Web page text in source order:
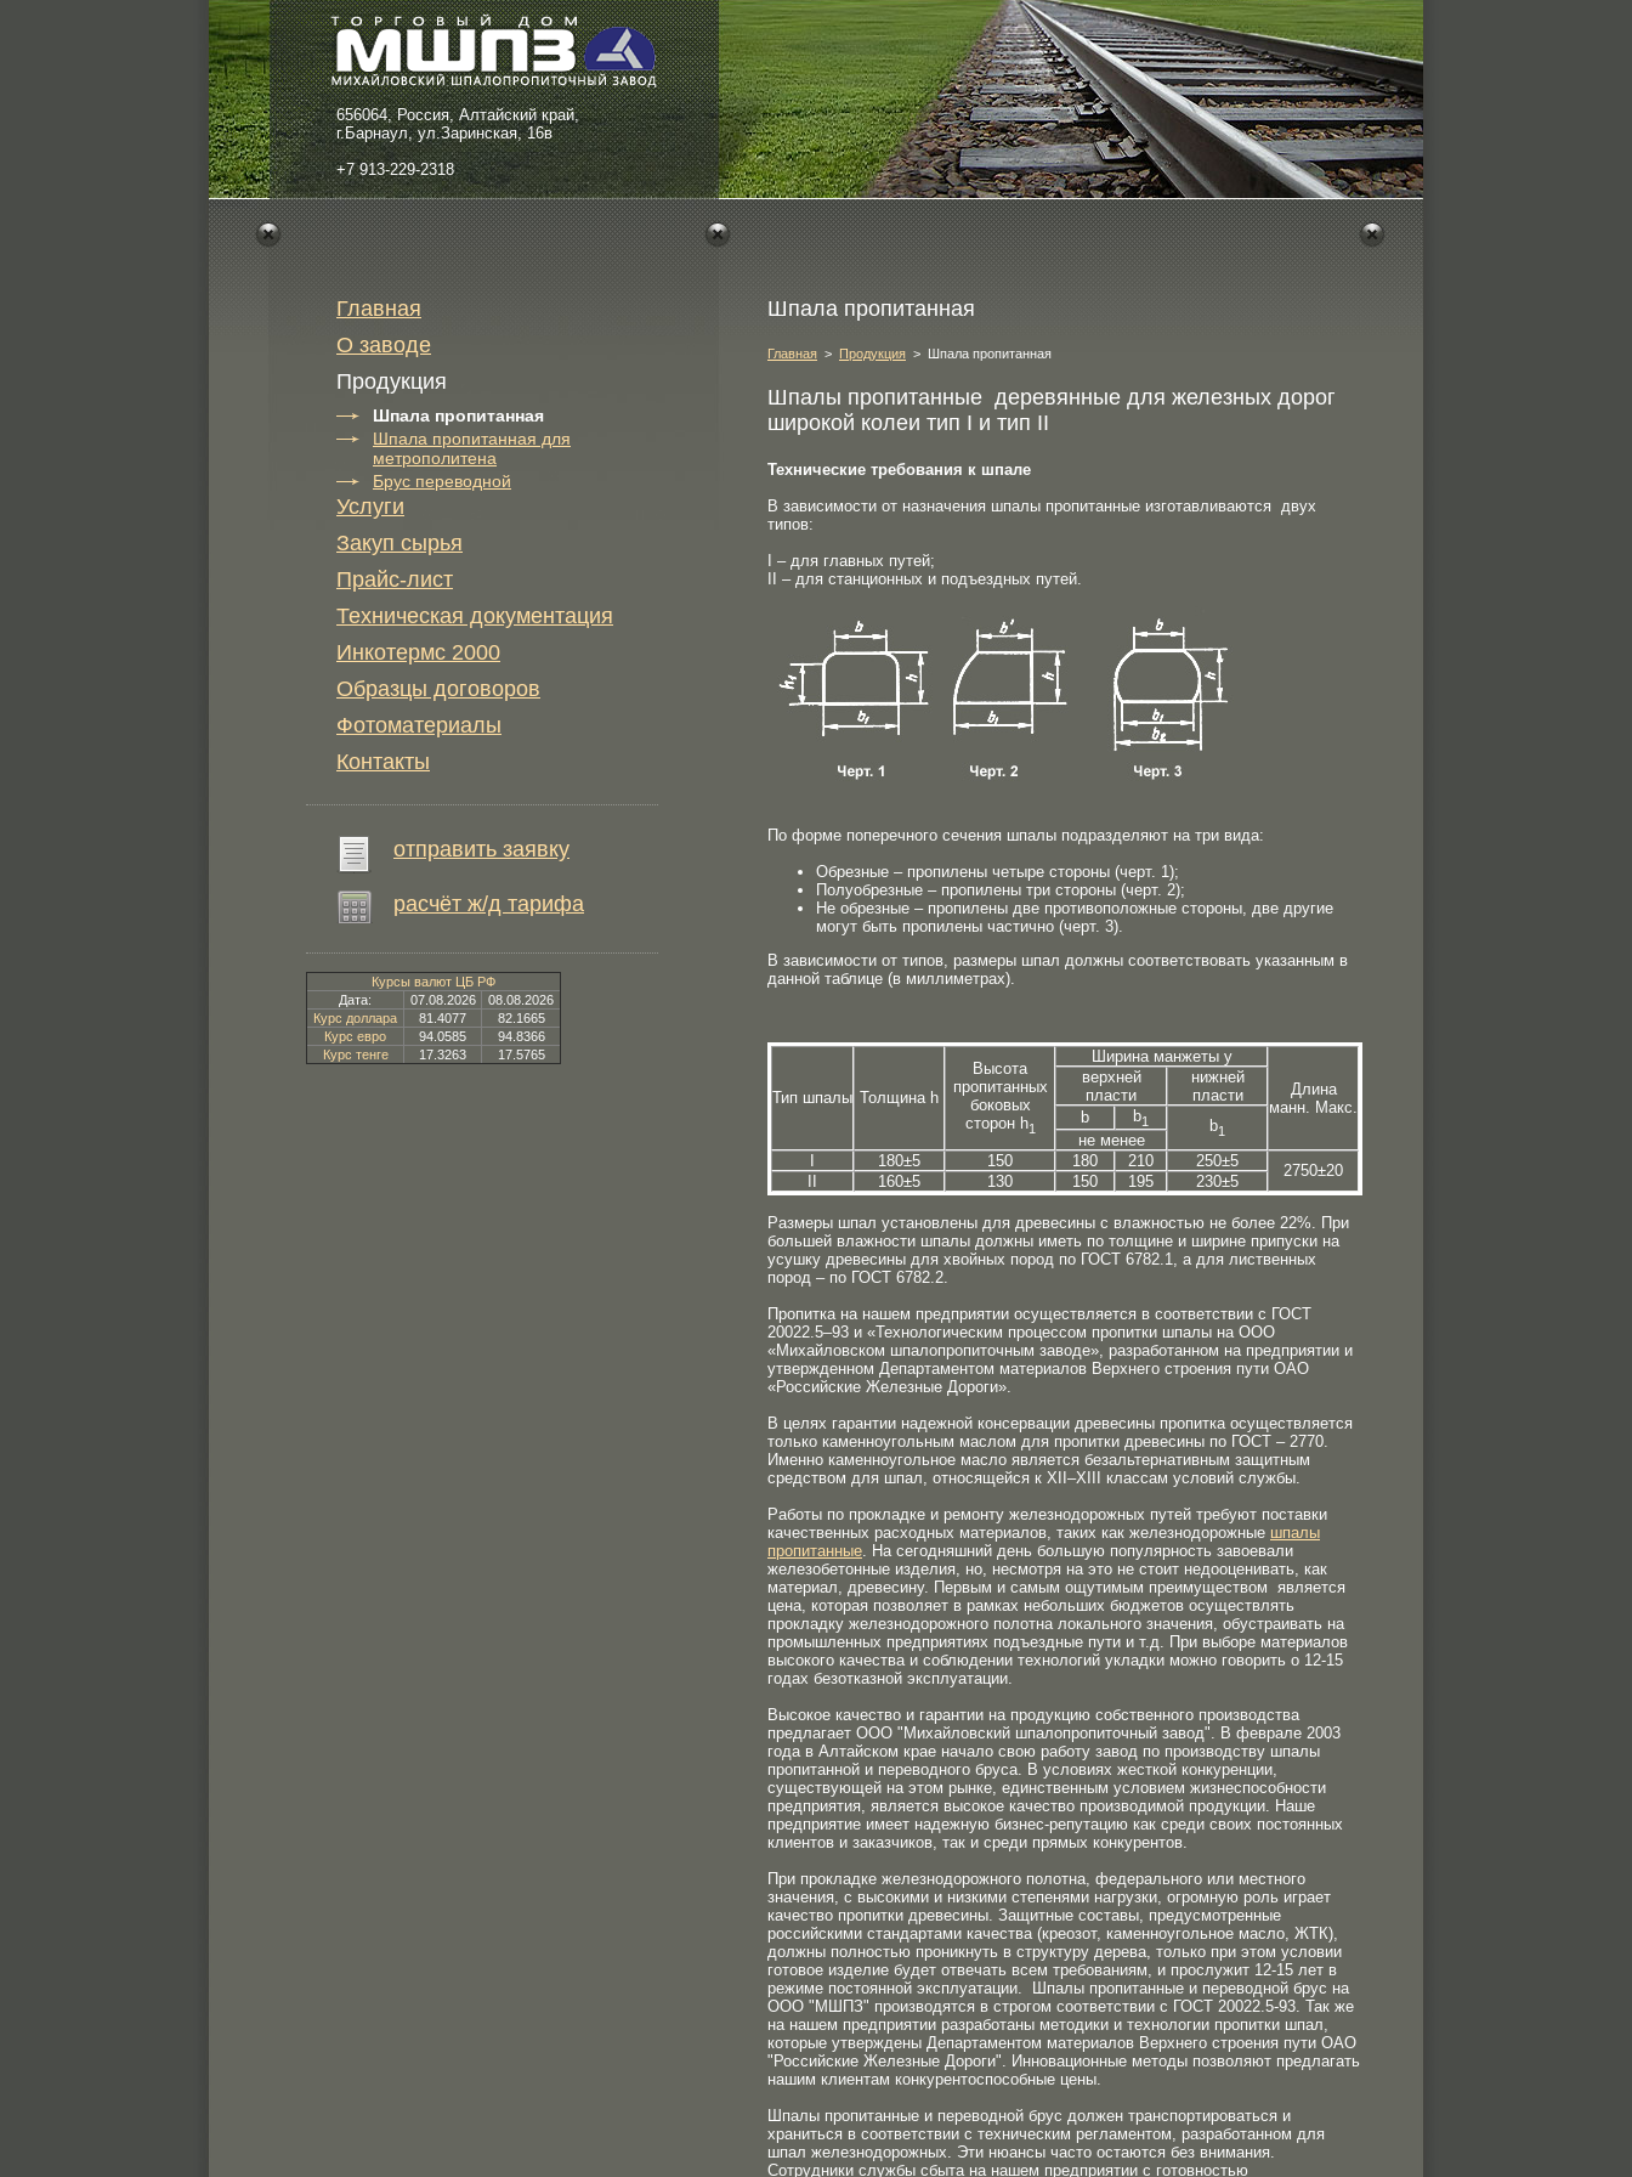
656064, Россия, Алтайский край,
г.Барнаул, ул.Заринская, 16в
+7 913-229-2318
Главная
О заводе
Продукция
Шпала пропитанная
Шпала пропитанная для
метрополитена
Брус переводной
Услуги
Закуп сырья
Прайс-лист
Техническая документация
Инкотермс 2000
Образцы договоров
Фотоматериалы
Контакты
отправить заявку
расчёт ж/д тарифа
Курсы валют ЦБ РФ
Дата:
07.08.2026
08.08.2026
Курс доллара
81.4077
82.1665
Курс евро
94.0585
94.8366
Курс тенге
17.3263 17.5765
Шпала пропитанная
Главная > Продукция > Шпала пропитанная
Шпалы пропитанные деревянные для железных дорог
широкой колеи тип I и тип II
Технические требования к шпале
В зависимости от назначения шпалы пропитанные изготавливаются двух
типов:
I – для главных путей;
II – для станционных и подъездных путей.
По форме поперечного сечения шпалы подразделяют на три вида:
Обрезные – пропилены четыре стороны (черт. 1);
Полуобрезные – пропилены три стороны (черт. 2);
Не обрезные – пропилены две противоположные стороны, две другие
могут быть пропилены частично (черт. 3).
В зависимости от типов, размеры шпал должны соответствовать указанным в
данной таблице (в миллиметрах).
Тип шпалы Толщина h
Высота
пропитанных
боковых
сторон h1
Ширина манжеты y
Длина
манн. Макс.
верхней
пласти
нижней
пласти
b
b1 b1
не менее
180±5 150 180 210 250±5
2750±20
160±5 130 150 195 230±5
Размеры шпал установлены для древесины с влажностью не более 22%. При
большей влажности шпалы должны иметь по толщине и ширине припуски на
усушку древесины для хвойных пород по ГОСТ 6782.1, а для лиственных
пород – по ГОСТ 6782.2.
Пропитка на нашем предприятии осуществляется в соответствии с ГОСТ
20022.5–93 и «Технологическим процессом пропитки шпалы на ООО
«Михайловском шпалопропиточным заводе», разработанном на предприятии и
утвержденном Департаментом материалов Верхнего строения пути ОАО
«Российские Железные Дороги».
В целях гарантии надежной консервации древесины пропитка осуществляется
только каменноугольным маслом для пропитки древесины по ГОСТ – 2770.
Именно каменноугольное масло является безальтернативным защитным
средством для шпал, относящейся к XII–XIII классам условий службы.
Работы по прокладке и ремонту железнодорожных путей требуют поставки
качественных расходных материалов, таких как железнодорожные шпалы
пропитанные. На сегодняшний день большую популярность завоевали
железобетонные изделия, но, несмотря на это не стоит недооценивать, как
материал, древесину. Первым и самым ощутимым преимуществом является
цена, которая позволяет в рамках небольших бюджетов осуществлять
прокладку железнодорожного полотна локального значения, обустраивать на
промышленных предприятиях подъездные пути и т.д. При выборе материалов
высокого качества и соблюдении технологий укладки можно говорить о 12-15
годах безотказной эксплуатации.
Высокое качество и гарантии на продукцию собственного производства
предлагает ООО "Михайловский шпалопропиточный завод". В феврале 2003
года в Алтайском крае начало свою работу завод по производству шпалы
пропитанной и переводного бруса. В условиях жесткой конкуренции,
существующей на этом рынке, единственным условием жизнеспособности
предприятия, является высокое качество производимой продукции. Наше
предприятие имеет надежную бизнес-репутацию как среди своих постоянных
клиентов и заказчиков, так и среди прямых конкурентов.
При прокладке железнодорожного полотна, федерального или местного
значения, с высокими и низкими степенями нагрузки, огромную роль играет
качество пропитки древесины. Защитные составы, предусмотренные
российскими стандартами качества (креозот, каменноугольное масло, ЖТК),
должны полностью проникнуть в структуру дерева, только при этом условии
готовое изделие будет отвечать всем требованиям, и прослужит 12-15 лет в
режиме постоянной эксплуатации. Шпалы пропитанные и переводной брус на
ООО "МШПЗ" производятся в строгом соответствии с ГОСТ 20022.5-93. Так же
на нашем предприятии разработаны методики и технологии пропитки шпал,
которые утверждены Департаментом материалов Верхнего строения пути ОАО
"Российские Железные Дороги". Инновационные методы позволяют предлагать
нашим клиентам конкурентоспособные цены.
Шпалы пропитанные и переводной брус должен транспортироваться и
храниться в соответствии с техническим регламентом, разработанном для
шпал железнодорожных. Эти нюансы часто остаются без внимания.
Сотрудники службы сбыта на нашем предприятии с готовностью